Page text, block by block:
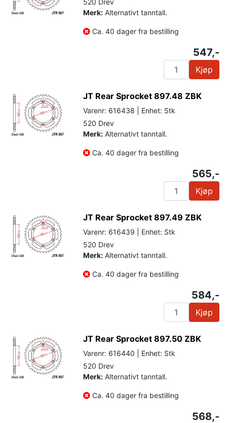
Merk: Alternativt tanntall.
Ca. 40 dager fra bestilling
547,-
Kjøp
JT Rear Sprocket 897.48 ZBK
Varenr: 616438 | Enhet: Stk
520 Drev
Merk: Alternativt tanntall.
Ca. 40 dager fra bestilling
565,-
Kjøp
JT Rear Sprocket 897.49 ZBK
Varenr: 616439 | Enhet: Stk
520 Drev
Merk: Alternativt tanntall.
Ca. 40 dager fra bestilling
584,-
Kjøp
JT Rear Sprocket 897.50 ZBK
Varenr: 616440 | Enhet: Stk
520 Drev
Merk: Alternativt tanntall.
Ca. 40 dager fra bestilling
568,-